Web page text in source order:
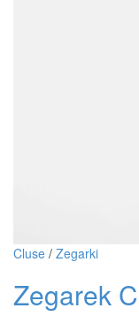
Cluse / Zegarki
Zegarek